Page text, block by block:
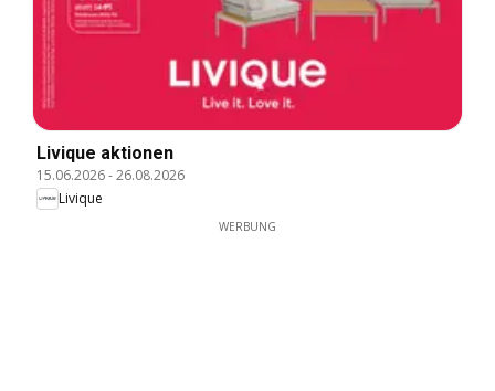
Livique aktionen
15.06.2026-26.08.2026
Livique
WERBUNG